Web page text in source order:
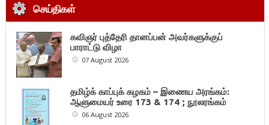
செய்திகள்
கவிஞர் புத்தேரி தானப்பன் அவர்களுக்குப்
பாராட்டு விழா
07 August 2026
தமிழ்க் காப்புக் கழகம் – இணைய அரங்கம்:
ஆளுமையர் உரை 173 & 174 ; நூலரங்கம்
06 August 2026